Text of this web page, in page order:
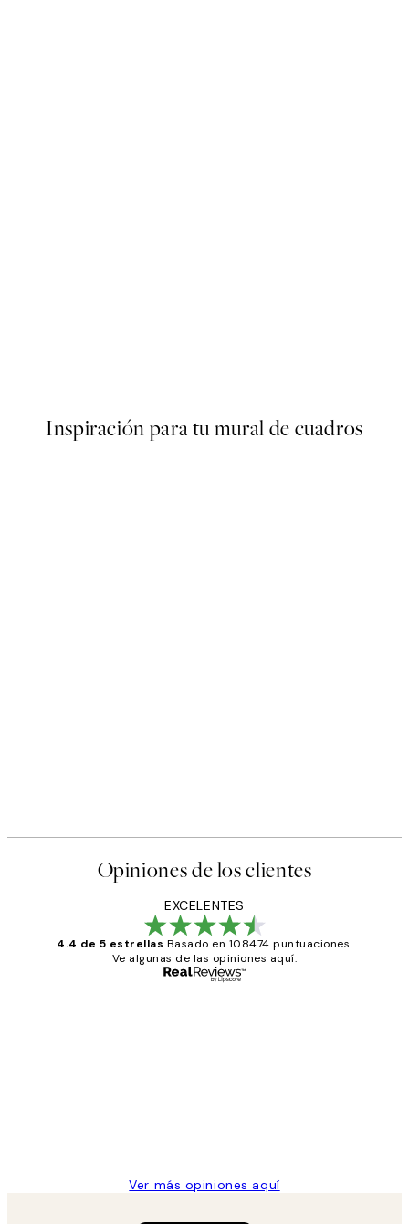
Inspiración para tu mural de cuadros
Opiniones de los clientes
EXCELENTES
4.4 de 5 estrellas Basado en 108474 puntuaciones.
Ve algunas de las opiniones aquí.
Ver más opiniones aquí